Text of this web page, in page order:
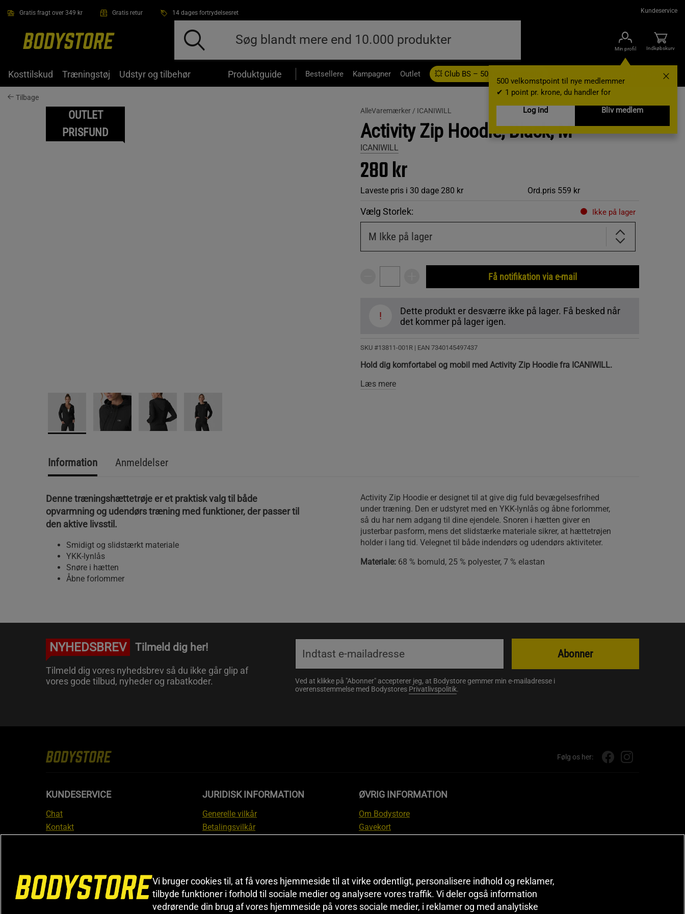
Gratis fragt over 349 kr Gratis retur 14 dages fortrydelsesret Kundeservice
Min profil
500 velkomstpoint til nye medlemmer
✔ 1 point pr. krone, du handler for
Log ind
Bliv medlem
Indkøbskurv
Kosttilskud Træningstøj Udstyr og tilbehør Produktguide Bestsellere Kampagner Outlet 💥 Club BS – 500 velkomstpoint Gavekort
Tilbage
OUTLET
PRISFUND
AlleVaremærker / ICANIWILL
Activity Zip Hoodie, Black, M
ICANIWILL
280 kr
Laveste pris i 30 dage 280 kr Ord.pris 559 kr
Vælg Storlek: Ikke på lager
M Ikke på lager
Få notifikation via e-mail
!
Dette produkt er desværre ikke på lager. Få besked når
det kommer på lager igen.
SKU #13811-001R | EAN 7340145497437
Hold dig komfortabel og mobil med Activity Zip Hoodie fra ICANIWILL.
Læs mere
Information Anmeldelser
Denne træningshættetrøje er et praktisk valg til både
opvarmning og udendørs træning med funktioner, der passer til
den aktive livsstil.
Smidigt og slidstærkt materiale
YKK-lynlås
Snøre i hætten
Åbne forlommer
Activity Zip Hoodie er designet til at give dig fuld bevægelsesfrihed
under træning. Den er udstyret med en YKK-lynlås og åbne forlommer,
så du har nem adgang til dine ejendele. Snoren i hætten giver en
justerbar pasform, mens det slidstærke materiale sikrer, at hættetrøjen
holder i lang tid. Velegnet til både indendørs og udendørs aktiviteter.
Materiale:68 % bomuld, 25 % polyester, 7 % elastan
NYHEDSBREV Tilmeld dig her!
Tilmeld dig vores nyhedsbrev så du ikke går glip af
vores gode tilbud, nyheder og rabatkoder.
Ved at klikke på "Abonner" accepterer jeg, at Bodystore gemmer min e-mailadresse i
overensstemmelse med Bodystores Privatlivspolitik.
Abonner
Følg os her:
KUNDESERVICE
Chat
Kontakt
FAQ
JURIDISK INFORMATION
Generelle vilkår
Betalingsvilkår
Prisgaranti
Information om fortrydelsesret og
reklamationer
ØVRIG INFORMATION
Om Bodystore
Gavekort
Sitemap
Black Friday
Artikler & Øvelser
Vi bruger cookies til, at få vores hjemmeside til at virke ordentligt, personalisere indhold og reklamer,
tilbyde funktioner i forhold til sociale medier og analysere vores traffik. Vi deler også information
vedrørende din brug af vores hjemmeside på vores sociale medier, i reklamer og med analytiske